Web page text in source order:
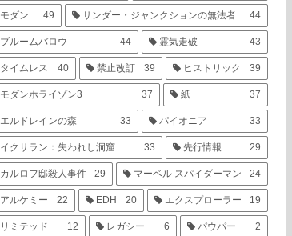
モダン 49 サンダー・ジャンクションの無法者 44
ブルームバロウ 44 霊気走破 43
タイムレス 40 禁止改訂 39 ヒストリック 39
モダンホライゾン3 37 紙 37
エルドレインの森 33 パイオニア 33
イクサラン：失われし洞窟 33 先行情報 29
カルロフ邸殺人事件 29 マーベル スパイダーマン 24
アルケミー 22 EDH 20 エクスプローラー 19
リミテッド 12 レガシー 6 パウパー 2